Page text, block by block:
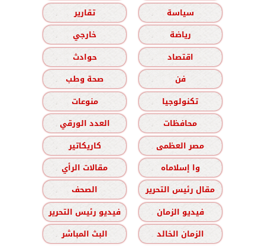
سياسة
تقارير
رياضة
خارجي
اقتصاد
حوادث
فن
صحة وطب
تكنولوجيا
منوعات
محافظات
العدد الورقي
مصر العظمى
كاريكاتير
وا إسلاماه
مقالات الرأي
مقال رئيس التحرير
الصحف
فيديو الزمان
فيديو رئيس التحرير
الزمان الخالد
البث المباشر